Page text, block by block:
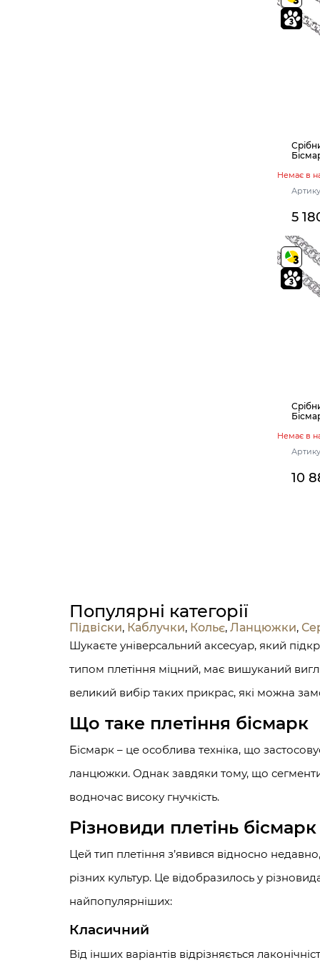
Немає в
5
Немає в
10
Популярні категорії
Підвіски, Каблучки, Кольє, Ланцюжки,
Шукаєте універсальний аксесуар, який
типом плетіння міцний, має вишуканий
великий вибір таких прикрас, які можна
Що таке плетіння бісмарк
Бісмарк – це особлива техніка, що
ланцюжки. Однак завдяки тому, що
водночас високу гнучкість.
Різновиди плетінь бісмарк
Цей тип плетіння з’явився відносно
різних культур. Це відобразилось у
найпопулярніших:
Класичний
Від інших варіантів відрізняється